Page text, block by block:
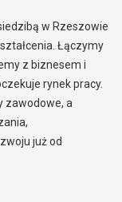
w Rzeszowie
Łączymy
z biznesem i
rynek pracy.
zawodowe, a
już od